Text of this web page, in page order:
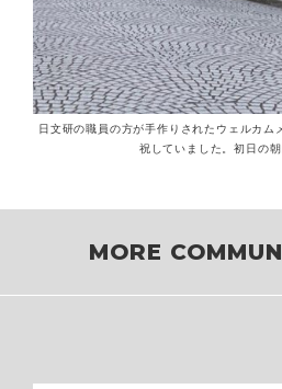
日文研の職員の方が手作りされたウェルカム
祝していました。初日の朝
MORE